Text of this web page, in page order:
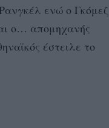
ενώ ο Γκόμεζ
ο… απομηχανής
έστειλε το